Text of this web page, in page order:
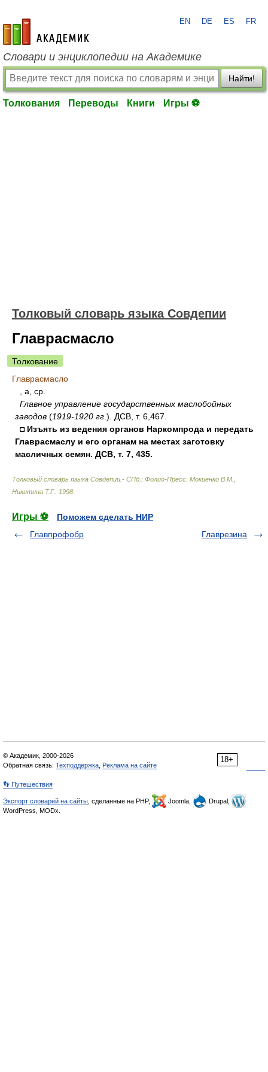
academic.ru
EN DE ES FR
Словари и энциклопедии на Академике
Найти!
Толкования Переводы Книги Игры ⚽
Толковый словарь языка Совдепии
Главрасмасло
Толкование
Главрасмасло
, а, ср.
Главное управление государственных маслобойных
заводов (1919-1920 гг .). ДСВ, т. 6,467.
◘ Изъять из ведения органов Наркомпрода и передать
Главрасмаслу и его органам на местах заготовку
масличных семян. ДСВ, т. 7, 435.
Толковый словарь языка Совдепии.- СПб.: Фолио-Пресс Мокиенко В.М.,
Никитина Т.Г.
1998
Игры ⚽
Поможем сделать НИР
Главпрофобр
Главрезина
18+
© Академик, 2000-2026
Обратная связь: Техподдержка Реклама на сайте
👣 Путешествия
Экспорт словарей на сайты , сделанные на PHP, Joomla,
Drupal,
WordPress, MODx.